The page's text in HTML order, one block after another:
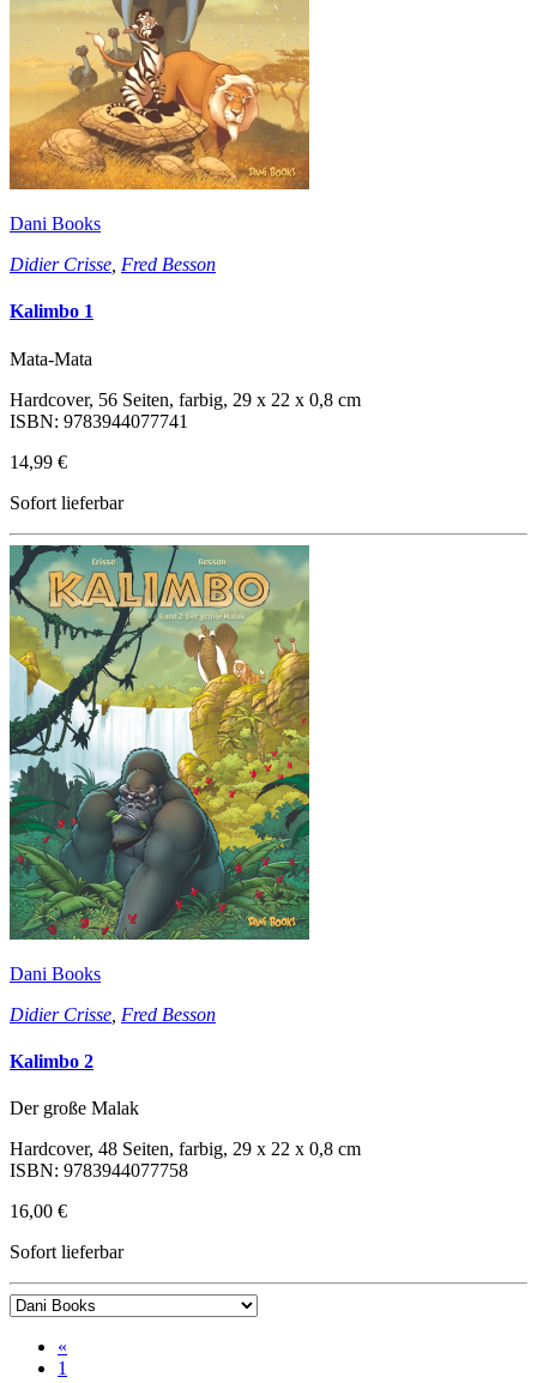
Dani Books
Didier Crisse Fred Besson
Kalimbo 1
Mata-Mata
Hardcover, 56 Seiten, farbig, 29 x 22 x 0,8 cm
ISBN: 9783944077741
14,99 €
Sofort lieferbar
Dani Books
Didier Crisse Fred Besson
Kalimbo 2
Der große Malak
Hardcover, 48 Seiten, farbig, 29 x 22 x 0,8 cm
ISBN: 9783944077758
16,00 €
Sofort lieferbar
«
1